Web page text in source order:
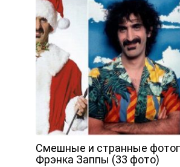
Смешные и странные
Фрэнка Заппы (33 фото)